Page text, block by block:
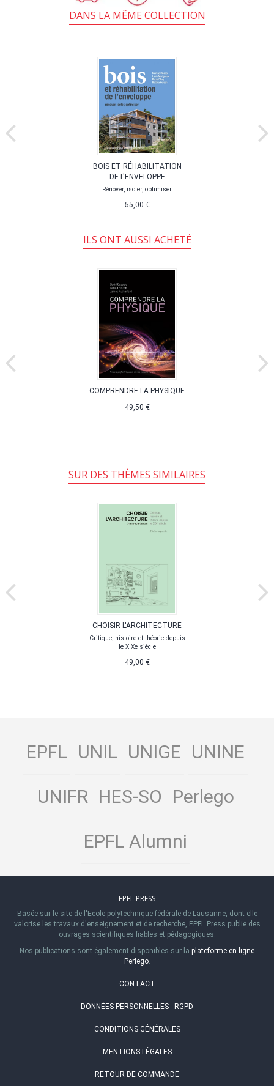
DANS LA MÊME COLLECTION
BOIS ET RÉHABILITATION
DE L'ENVELOPPE
Rénover, isoler, optimiser
55,00 €
ILS ONT AUSSI ACHETÉ
COMPRENDRE LA PHYSIQUE
49,50 €
SUR DES THÈMES SIMILAIRES
CHOISIR L'ARCHITECTURE
Critique, histoire et théorie depuis
le XIXe siècle
49,00 €
EPFL UNIL UNIGE UNINE
UNIFR HES-SO Perlego
EPFL Alumni
EPFL PRESS
Basée sur le site de l'Ecole polytechnique fédérale de Lausanne, dont elle
valorise les travaux d'enseignement et de recherche, EPFL Press publie des
ouvrages scientifiques fiables et pédagogiques.
Nos publications sont également disponibles sur la plateforme en ligne
Perlego.
CONTACT
DONNÉES PERSONNELLES - RGPD
CONDITIONS GÉNÉRALES
MENTIONS LÉGALES
RETOUR DE COMMANDE